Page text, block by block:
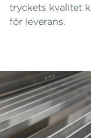
tryckets kvalitet
för leverans.